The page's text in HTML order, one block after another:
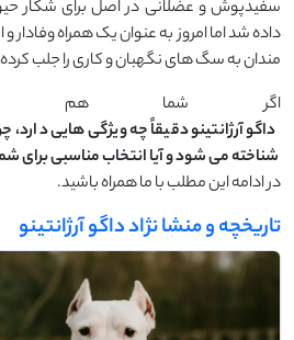
سفیدپوش و عضلانی در اصل برای شکار
داده شد اما امروز به عنوان یک همراه وفادار و
‌مندان به سگ ‌های نگهبان و کاری را جلب
اگر شما هم
داگو آرژانتینو دقیقاً چه ویژگی ‌هایی
شناخته می ‌شود و آیا انتخاب مناسبی برای
در ادامه این مطلب با ما همراه باشید.
تاریخچه و منشا نژاد داگو آرژانتینو